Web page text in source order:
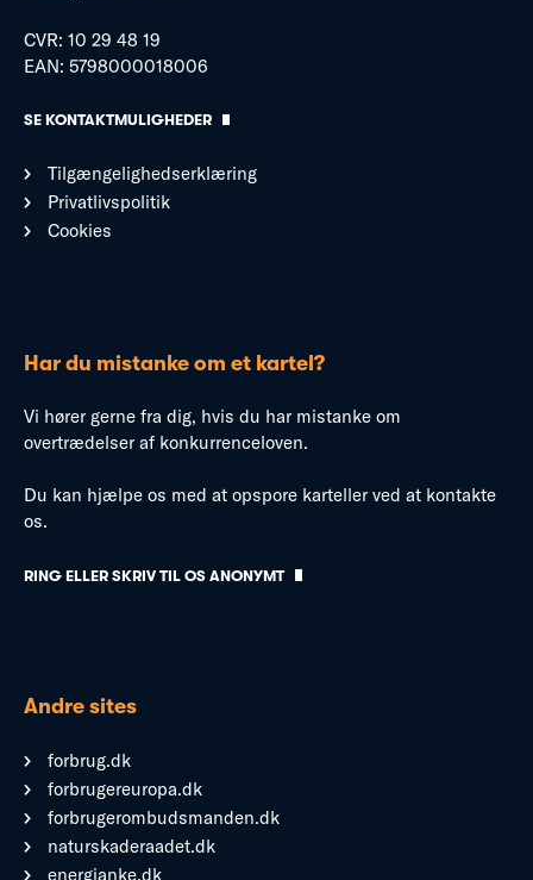
CVR: 10 29 48 19
EAN: 5798000018006
SE KONTAKTMULIGHEDER
Tilgængelighedserklæring
Privatlivspolitik
Cookies
Har du mistanke om et kartel?
Vi hører gerne fra dig, hvis du har mistanke om
overtrædelser af konkurrenceloven.
Du kan hjælpe os med at opspore karteller ved at kontakte
os.
RING ELLER SKRIV TIL OS ANONYMT
Andre sites
forbrug.dk
forbrugereuropa.dk
forbrugerombudsmanden.dk
naturskaderaadet.dk
energianke.dk